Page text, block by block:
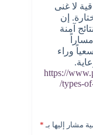
لا غنى
إن
آمنة
مساراً
وراء
https://
types-
مشار إليها بـ *